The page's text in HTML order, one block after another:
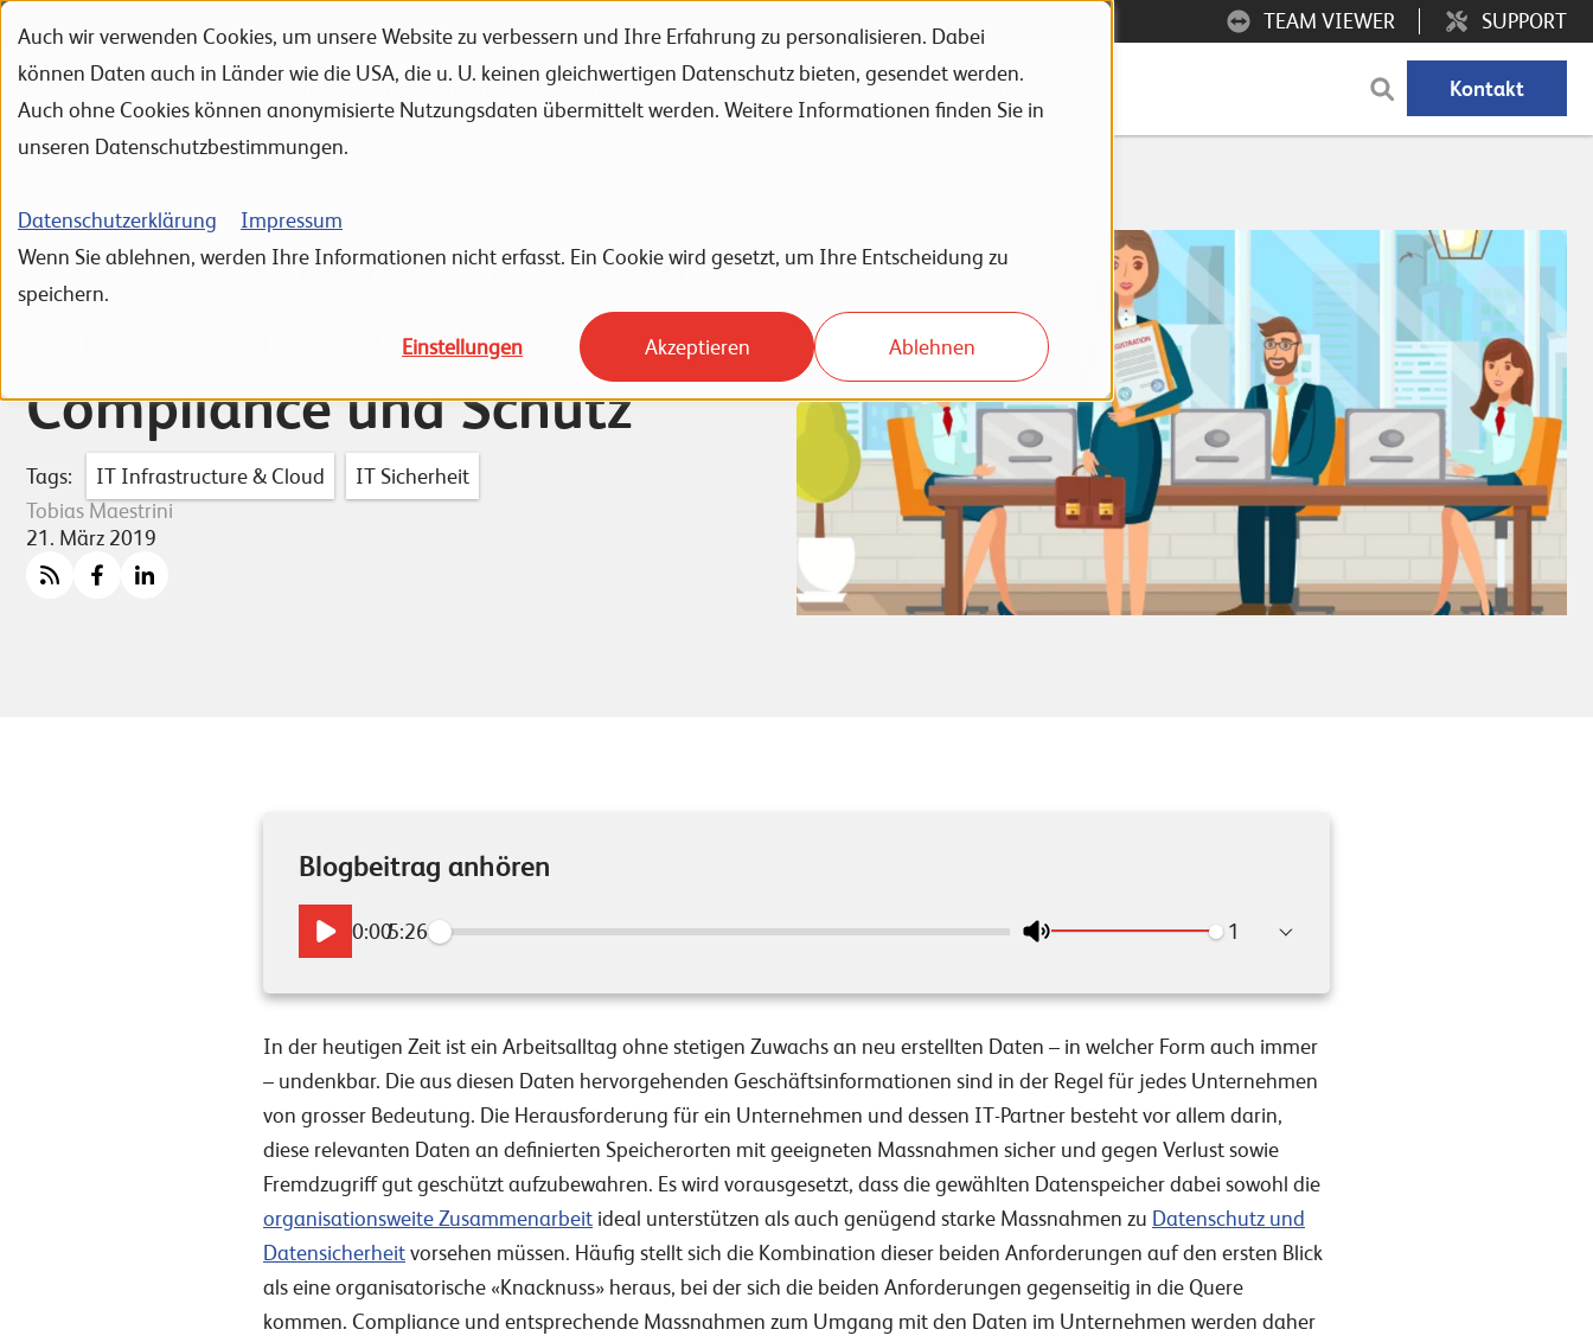
Auch wir verwenden Cookies, um unsere Website zu verbessern und Ihre Erfahrung zu personalisieren. Dabei
können Daten auch in Länder wie die USA, die u. U. keinen gleichwertigen Datenschutz bieten, gesendet werden.
Auch ohne Cookies können anonymisierte Nutzungsdaten übermittelt werden. Weitere Informationen finden Sie in
unseren Datenschutzbestimmungen.
Datenschutzerklärung
Impressum
Wenn Sie ablehnen, werden Ihre Informationen nicht erfasst. Ein Cookie wird gesetzt, um Ihre Entscheidung zu
speichern.
Einstellungen Akzeptieren Ablehnen
Portfolio
Referenzen Unternehmen Karriere News Events Kontakt
SUPPORT
TEAM VIEWER
Daten-Sicherheitskonzept - in
sechs Schritten zu
Compliance und Schutz
Tags: IT Infrastructure & Cloud
IT Sicherheit
Tobias Maestrini
21. März 2019
Blogbeitrag anhören
0:00/5:26
In der heutigen Zeit ist ein Arbeitsalltag ohne stetigen Zuwachs an neu erstellten Daten – in welcher Form auch immer
– undenkbar. Die aus diesen Daten hervorgehenden Geschäftsinformationen sind in der Regel für jedes Unternehmen
von grosser Bedeutung. Die Herausforderung für ein Unternehmen und dessen IT-Partner besteht vor allem darin,
diese relevanten Daten an definierten Speicherorten mit geeigneten Massnahmen sicher und gegen Verlust sowie
Fremdzugriff gut geschützt aufzubewahren. Es wird vorausgesetzt, dass die gewählten Datenspeicher dabei sowohl die
organisationsweite Zusammenarbeit ideal unterstützen als auch genügend starke Massnahmen zu Datenschutz und
Datensicherheitvorsehen müssen. Häufig stellt sich die Kombination dieser beiden Anforderungen auf den ersten Blick
als eine organisatorische «Knacknuss» heraus, bei der sich die beiden Anforderungen gegenseitig in die Quere
kommen. Compliance und entsprechende Massnahmen zum Umgang mit den Daten im Unternehmen werden daher